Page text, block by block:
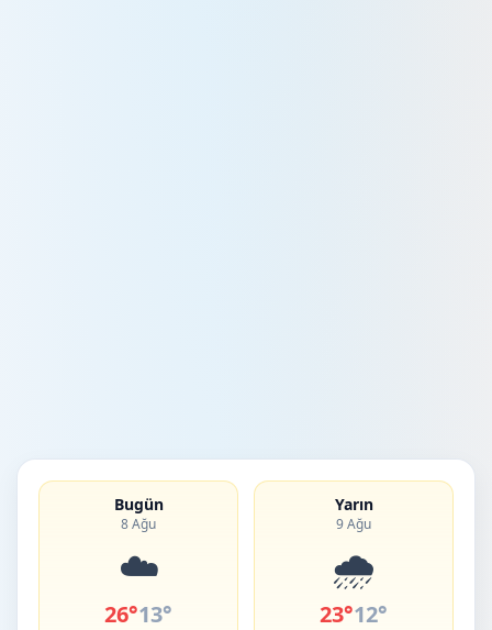
Bugün
8 Ağu
☁️
26°13°
Yarın
9 Ağu
🌧️
23°12°